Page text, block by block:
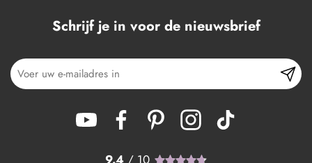
Schrijf je in voor de nieuwsbrief
9.4 / 10